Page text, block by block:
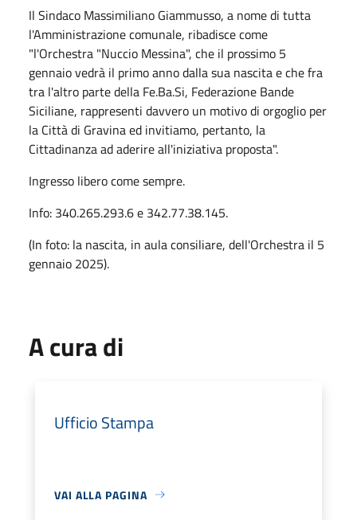
Il Sindaco Massimiliano Giammusso, a nome di tutta
l'Amministrazione comunale, ribadisce come
"l'Orchestra "Nuccio Messina", che il prossimo 5
gennaio vedrà il primo anno dalla sua nascita e che fra
tra l'altro parte della Fe.Ba.Si, Federazione Bande
Siciliane, rappresenti davvero un motivo di orgoglio per
la Città di Gravina ed invitiamo, pertanto, la
Cittadinanza ad aderire all'iniziativa proposta".
Ingresso libero come sempre.
Info: 340.265.293.6 e 342.77.38.145.
(In foto: la nascita, in aula consiliare, dell'Orchestra il 5
gennaio 2025).
A cura di
Ufficio Stampa
VAI ALLA PAGINA